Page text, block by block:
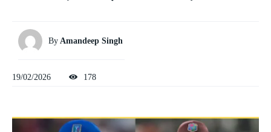
By Amandeep Singh
19/02/2026 178